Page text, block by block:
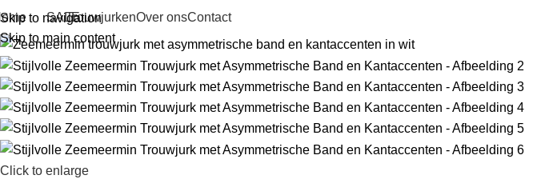
Skip to navigation
Skip to main content
SALETrouwjurkenOver onsContact
Click to enlarge